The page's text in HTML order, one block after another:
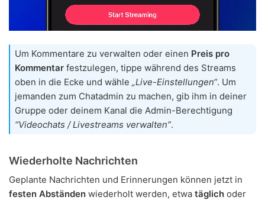
Um Kommentare zu verwalten oder einen Preis pro
Kommentar festzulegen, tippe während des Streams
oben in die Ecke und wähle „Live-Einstellungen“. Um
jemanden zum Chatadmin zu machen, gib ihm in deiner
Gruppe oder deinem Kanal die Admin-Berechtigung
“Videochats / Livestreams verwalten”.
Wiederholte Nachrichten
Geplante Nachrichten und Erinnerungen können jetzt in
festen Abständen wiederholt werden, etwa täglich oder